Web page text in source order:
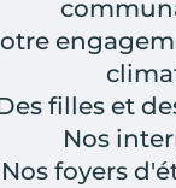
filles et
Nos
Nos foyers